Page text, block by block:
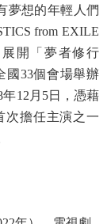
夢想的年輕人們
from EXILE
開「夢者修行
國33個會場舉辦
年12月5日，憑藉
次擔任主演之一